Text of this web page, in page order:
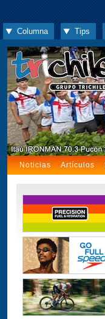
Columna Tips
Noticias Artículos